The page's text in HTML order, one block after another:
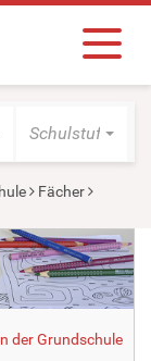
Schulstufe
Fächer
der Grundschule